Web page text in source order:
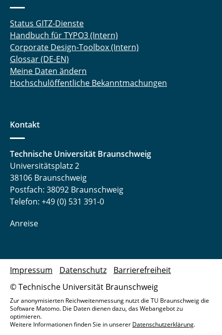
Status GITZ-Dienste
Handbuch für TYPO3 (Intern)
Corporate Design-Toolbox (Intern)
Glossar (DE-EN)
Meine Daten ändern
Hochschulöffentliche Bekanntmachungen
Kontakt
Technische Universität Braunschweig
Universitätsplatz 2
38106 Braunschweig
Postfach: 38092 Braunschweig
Telefon: +49 (0) 531 391-0
Anreise
© Technische Universität Braunschweig
Impressum Datenschutz Barrierefreiheit
Zur anonymisierten Reichweitenmessung nutzt die TU Braunschweig die
Software Matomo. Die Daten dienen dazu, das Webangebot zu
optimieren.
Weitere Informationen finden Sie in unserer Datenschutzerklärung.